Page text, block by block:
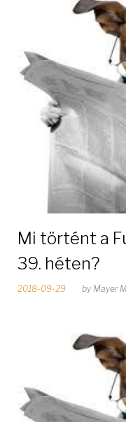
Mi történt a
39. héten?
2018-09-29 by Mayer